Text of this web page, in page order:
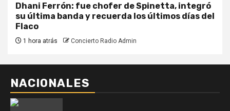
Dhani Ferrón: fue chofer de Spinetta, integró
su última banda y recuerda los últimos días del
Flaco
1 hora atrás Concierto Radio Admin
NACIONALES